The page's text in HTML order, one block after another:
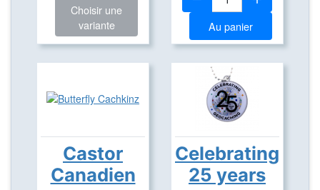
Choisir une
variante
Au panier
Castor
Canadien
Celebrating
25 years